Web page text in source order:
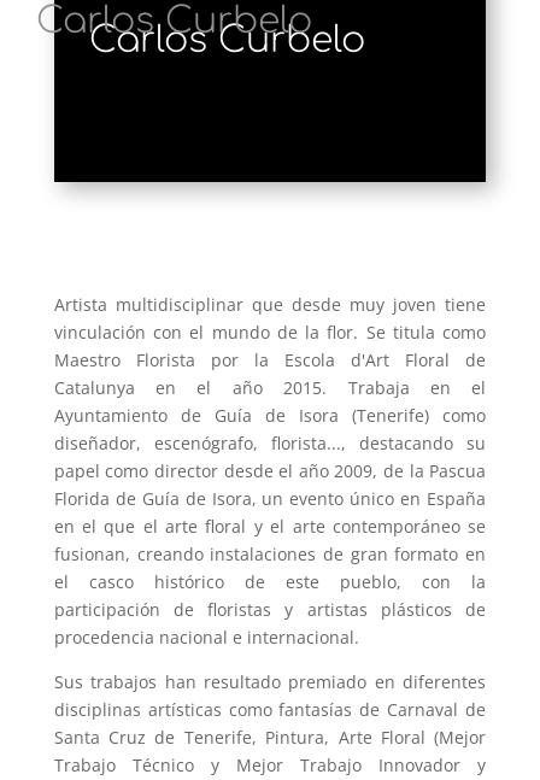
Carlos Curbelo
Artista multidisciplinar que desde muy joven tiene
vinculación con el mundo de la flor. Se titula como
Maestro Florista por la Escola d'Art Floral de
Catalunya en el año 2015. Trabaja en el
Ayuntamiento de Guía de Isora (Tenerife) como
diseñador, escenógrafo, florista..., destacando su
papel como director desde el año 2009, de la Pascua
Florida de Guía de Isora, un evento único en España
en el que el arte floral y el arte contemporáneo se
fusionan, creando instalaciones de gran formato en
el casco histórico de este pueblo, con la
participación de floristas y artistas plásticos de
procedencia nacional e internacional.
Sus trabajos han resultado premiado en diferentes
disciplinas artísticas como fantasías de Carnaval de
Santa Cruz de Tenerife, Pintura, Arte Floral (Mejor
Trabajo Técnico y Mejor Trabajo Innovador y